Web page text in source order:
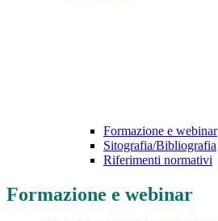
Formazione e webinar
Sitografia/Bibliografia
Riferimenti normativi
Formazione e webinar